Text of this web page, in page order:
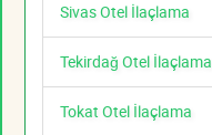
Sivas Otel İlaçlama
Tekirdağ Otel İlaçlama
Tokat Otel İlaçlama